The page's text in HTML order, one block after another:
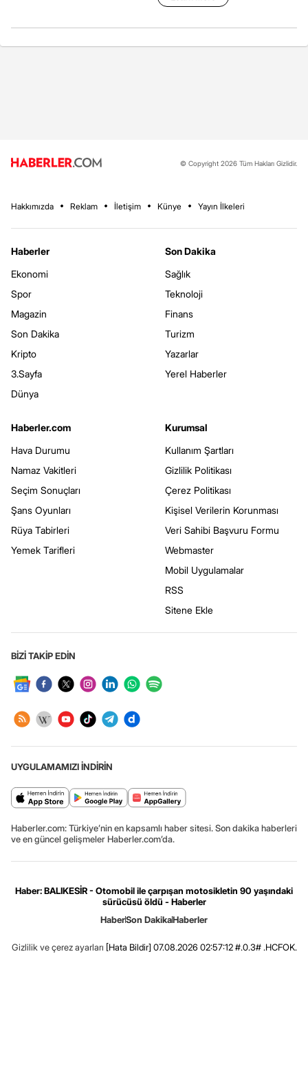
© Copyright 2026 Tüm Hakları Gizlidir.
Hakkımızda Reklam İletişim Künye Yayın İlkeleri
Haberler
Ekonomi
Spor
Magazin
Son Dakika
Kripto
3.Sayfa
Dünya
Son Dakika
Sağlık
Teknoloji
Finans
Turizm
Yazarlar
Yerel Haberler
Haberler.com
Hava Durumu
Namaz Vakitleri
Seçim Sonuçları
Şans Oyunları
Rüya Tabirleri
Yemek Tarifleri
Kurumsal
Kullanım Şartları
Gizlilik Politikası
Çerez Politikası
Kişisel Verilerin Korunması
Veri Sahibi Başvuru Formu
Webmaster
Mobil Uygulamalar
RSS
Sitene Ekle
BİZİ TAKİP EDİN
UYGULAMAMIZI İNDİRİN
Haberler.com: Türkiye’nin en kapsamlı haber sitesi. Son dakika haberleri
ve en güncel gelişmeler Haberler.com’da.
Haber: BALIKESİR - Otomobil ile çarpışan motosikletin 90 yaşındaki
sürücüsü öldü - Haberler
HaberSon DakikaHaberler
Gizlilik ve çerez ayarları [Hata Bildir] 07.08.2026 02:57:12 #.0.3# .HCFOK.